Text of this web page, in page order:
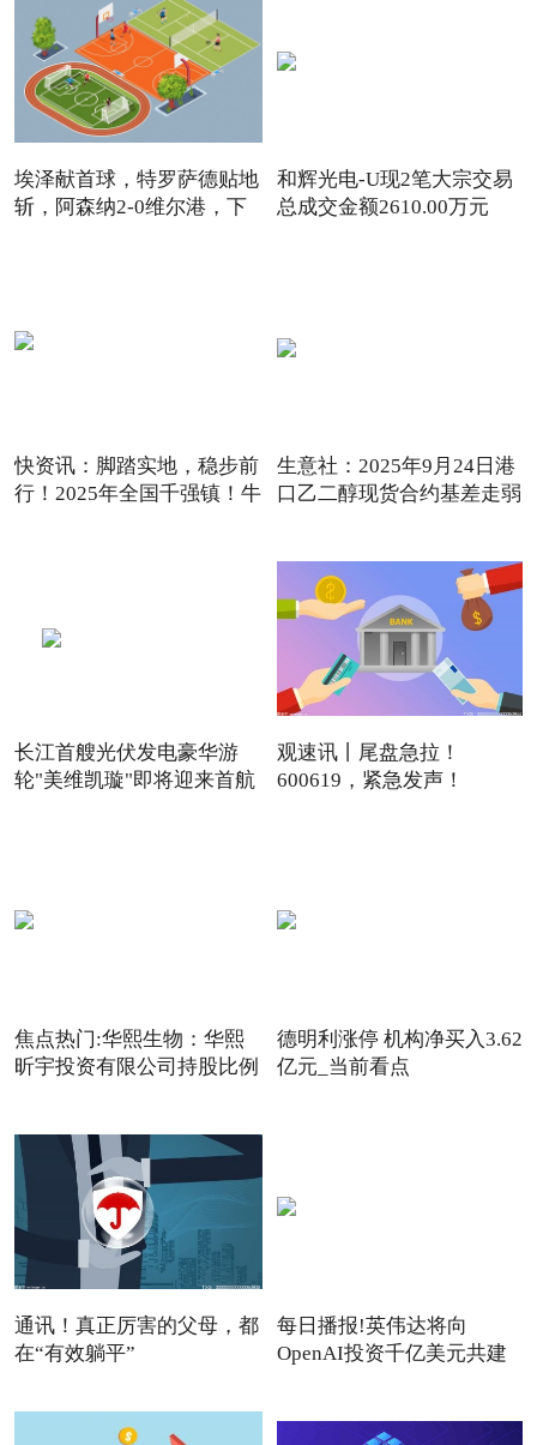
埃泽献首球，特罗萨德贴地
斩，阿森纳2-0维尔港，下
和辉光电-U现2笔大宗交易
总成交金额2610.00万元
快资讯：脚踏实地，稳步前
行！2025年全国千强镇！牛
生意社：2025年9月24日港
口乙二醇现货合约基差走弱
长江首艘光伏发电豪华游
轮"美维凯璇"即将迎来首航
观速讯丨尾盘急拉！
600619，紧急发声！
焦点热门:华熙生物：华熙
昕宇投资有限公司持股比例
德明利涨停 机构净买入3.62
亿元_当前看点
通讯！真正厉害的父母，都
在“有效躺平”
每日播报!英伟达将向
OpenAI投资千亿美元共建